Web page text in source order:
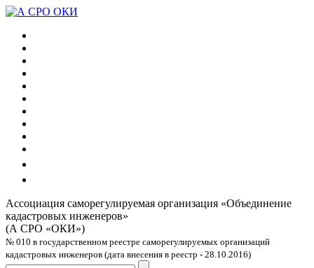
Ассоциация саморегулируемая организация «Объединение
кадастровых инженеров»
(А СРО «ОКИ»)
№ 010 в государственном реестре саморегулируемых организаций
кадастровых инженеров (дата внесения в реестр - 28.10.2016)